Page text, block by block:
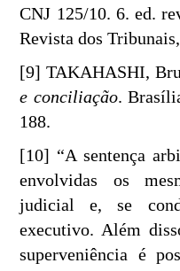
CNJ 125/10. 6. ed.
Revista dos
[9] TAKAHASHI,
e conciliação.
188.
[10] “A sentença
envolvidas os
judicial e, se
executivo. Além
superveniência é